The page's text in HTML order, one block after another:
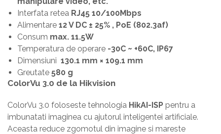
Interfata retea RJ45 10/100Mbps
Alimentare 12 V DC ± 25% , PoE (802.3af)
Consum max. 11.5W
Temperatura de operare -30C ~ +60C, IP67
Dimensiuni 130.1 mm × 109.1 mm
Greutate 580 g
ColorVu 3.0 de la Hikvision
ColorVu 3.0 foloseste tehnologia HikAI-ISP pentru a
imbunatati imaginea cu ajutorul inteligentei artificiale.
Aceasta reduce zgomotul din imagine si mareste